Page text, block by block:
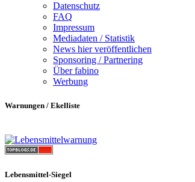
Datenschutz
FAQ
Impressum
Mediadaten / Statistik
News hier veröffentlichen
Sponsoring / Partnering
Über fabino
Werbung
Warnungen / Ekelliste
Lebensmittel-Siegel